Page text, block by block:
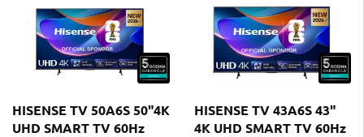
HISENSE TV 50A6S 50"4K
UHD SMART TV 60Hz
HISENSE TV 43A6S 43"
4K UHD SMART TV 60Hz